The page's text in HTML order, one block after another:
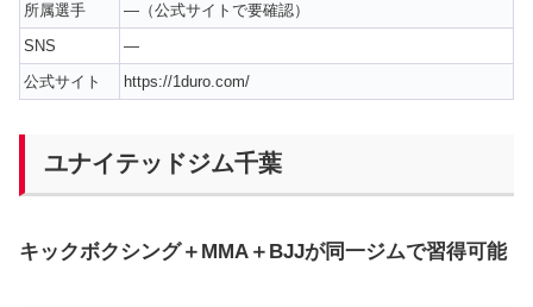
所属選手
—（公式サイトで要確認）
SNS
—
公式サイト
https://1duro.com/
ユナイテッドジム千葉
キックボクシング＋MMA＋BJJが同一ジムで習得可能